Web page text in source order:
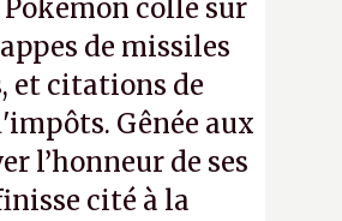
collé sur
de missiles
et citations de
Gênée aux
l’honneur de ses
cité à la